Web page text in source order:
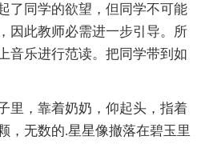
同学的欲望，但同学不可能
因此教师必需进一步引导。所
音乐进行范读。把同学带到如
，靠着奶奶，仰起头，指着
，无数的.星星像撤落在碧玉里